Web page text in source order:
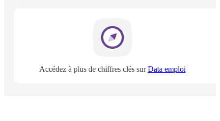
Accédez à plus de chiffres clés surData emploi